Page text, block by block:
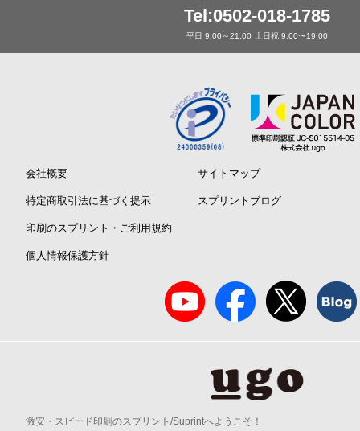
Tel:0502-018-1785
平日 9:00～21:00 土日祝 9:00〜19:00
会社概要
特定商取引法に基づく提示
印刷のスプリント・ご利用規約
個人情報保護方針
サイトマップ
スプリントブログ
激安・スピード印刷のスプリント/Suprintへようこそ！